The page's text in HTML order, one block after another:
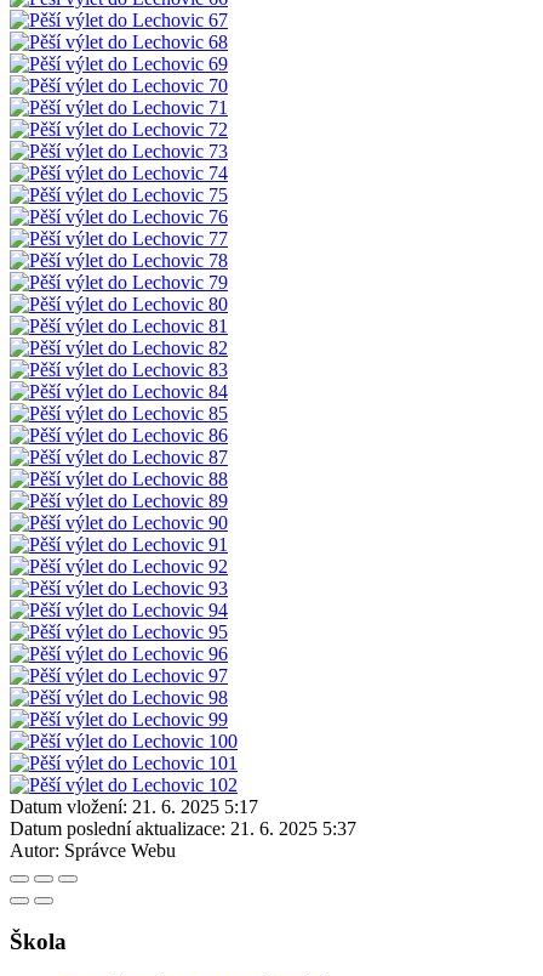
Datum vložení: 21. 6. 2025 5:17
Datum poslední aktualizace: 21. 6. 2025 5:37
Autor: Správce Webu
Škola